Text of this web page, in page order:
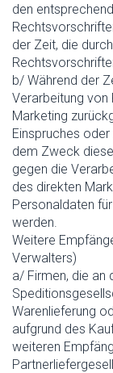
den
der Zeit, die
b/ Während der
Verarbeitung
Marketing
Einspruches
dem Zweck
gegen die
des direkten
Personaldaten
werden.
Weitere
Verwalters)
a/ Firmen, die an
Warenlieferung
aufgrund des
weiteren